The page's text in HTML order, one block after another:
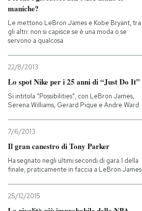
maniche?
Le mettono LeBron James e Kobe Bryant, tra
gli altri: non si capisce se è una moda o se
servono a qualcosa
22/8/2013
Lo spot Nike per i 25 anni di “Just Do It”
Si intitola "Possibilities", con LeBron James,
Serena Williams, Gerard Pique e Andre Ward
7/6/2013
Il gran canestro di Tony Parker
Ha segnato negli ultimi secondi di gara 1 della
finale, praticamente in faccia a LeBron James
25/12/2015